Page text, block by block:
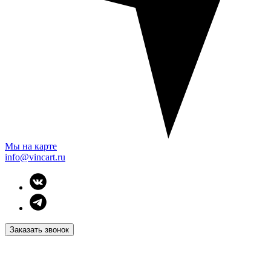
Мы на карте
info@vincart.ru
Заказать звонок